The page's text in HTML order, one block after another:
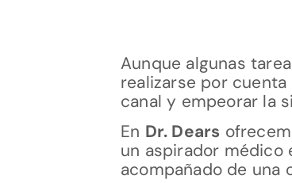
Aunque algunas
realizarse por
canal y empeorar la
En Dr. Dears
un aspirador médico
acompañado de una